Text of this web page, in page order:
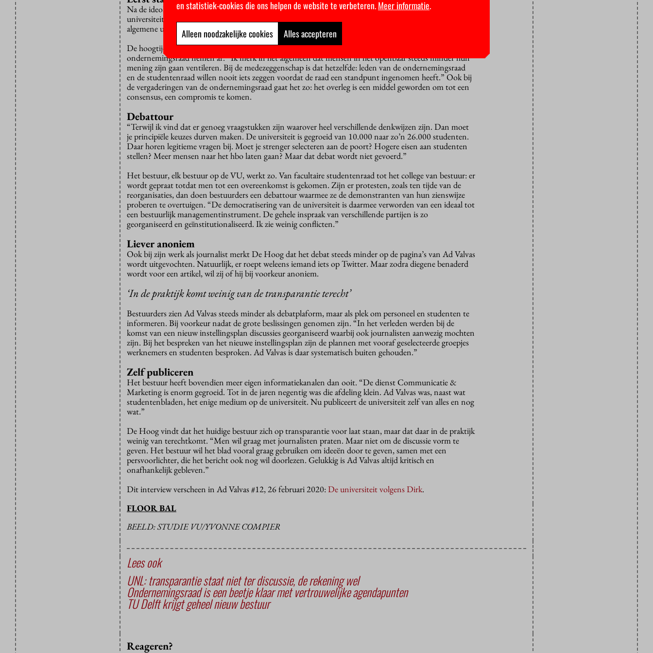
Na de ideologische jaren zestig en zeventig komt de verzakelijking van de jaren tachtig en negentig. De
universiteit moet stevig bezuinigen en de VU wordt van een kleine gereformeerde steeds meer een brede
algemene universiteit.
De hoogtijdagen van het studentenprotest zijn voorbij en ook de heftige debatten bij de
ondernemingsraad nemen af. “Ik merk in het algemeen dat mensen in het openbaar steeds minder hun
mening zijn gaan ventileren. Bij de medezeggenschap is dat hetzelfde: leden van de ondernemingsraad
en de studentenraad willen nooit iets zeggen voordat de raad een standpunt ingenomen heeft.” Ook bij
de vergaderingen van de ondernemingsraad gaat het zo: het overleg is een middel geworden om tot een
consensus, een compromis te komen.
Debattour
“Terwijl ik vind dat er genoeg vraagstukken zijn waarover heel verschillende denkwijzen zijn. Dan moet
je principiële keuzes durven maken. De universiteit is gegroeid van 10.000 naar zo’n 26.000 studenten.
Daar horen legitieme vragen bij. Moet je strenger selecteren aan de poort? Hogere eisen aan studenten
stellen? Meer mensen naar het hbo laten gaan? Maar dat debat wordt niet gevoerd.”
Het bestuur, elk bestuur op de VU, werkt zo. Van facultaire studentenraad tot het college van bestuur: er
wordt gepraat totdat men tot een overeenkomst is gekomen. Zijn er protesten, zoals ten tijde van de
reorganisaties, dan doen bestuurders een debattour waarmee ze de demonstranten van hun zienswijze
proberen te overtuigen. “De democratisering van de universiteit is daarmee verworden van een ideaal tot
een bestuurlijk managementinstrument. De gehele inspraak van verschillende partijen is zo
georganiseerd en geïnstitutionaliseerd. Ik zie weinig conflicten.”
Liever anoniem
Ook bij zijn werk als journalist merkt De Hoog dat het debat steeds minder op de pagina’s van Ad Valvas
wordt uitgevochten. Natuurlijk, er roept weleens iemand iets op Twitter. Maar zodra diegene benaderd
wordt voor een artikel, wil zij of hij bij voorkeur anoniem.
‘In de praktijk komt weinig van de transparantie terecht’
Bestuurders zien Ad Valvas steeds minder als debatplaform, maar als plek om personeel en studenten te
informeren. Bij voorkeur nadat de grote beslissingen genomen zijn. “In het verleden werden bij de
komst van een nieuw instellingsplan discussies georganiseerd waarbij ook journalisten aanwezig mochten
zijn. Bij het bespreken van het nieuwe instellingsplan zijn de plannen met vooraf geselecteerde groepjes
werknemers en studenten besproken. Ad Valvas is daar systematisch buiten gehouden.”
Zelf publiceren
Het bestuur heeft bovendien meer eigen informatiekanalen dan ooit. “De dienst Communicatie &
Marketing is enorm gegroeid. Tot in de jaren negentig was die afdeling klein. Ad Valvas was, naast wat
studentenbladen, het enige medium op de universiteit. Nu publiceert de universiteit zelf van alles en nog
wat.”
De Hoog vindt dat het huidige bestuur zich op transparantie voor laat staan, maar dat daar in de praktijk
weinig van terechtkomt. “Men wil graag met journalisten praten. Maar niet om de discussie vorm te
geven. Het bestuur wil het blad vooral graag gebruiken om ideeën door te geven, samen met een
persvoorlichter, die het bericht ook nog wil doorlezen. Gelukkig is Ad Valvas altijd kritisch en
onafhankelijk gebleven.”
Dit interview verscheen in Ad Valvas #12, 26 februari 2020:De universiteit volgens Dirk.
FLOOR BAL
BEELD: STUDIE VU/YVONNE COMPIER
Lees ook
UNL: transparantie staat niet ter discussie, de rekening wel
Ondernemingsraad is een beetje klaar met vertrouwelijke agendapunten
TU Delft krijgt geheel nieuw bestuur
Reageren?
en statistiek-cookies die ons helpen de website te verbeteren.Meer informatie.
Alleen noodzakelijke cookies Alles accepteren